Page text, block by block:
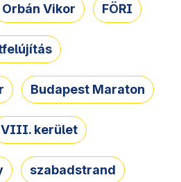
Orbán Vikor FÖRI
Budapest Maraton
VIII. kerület
szabadstrand